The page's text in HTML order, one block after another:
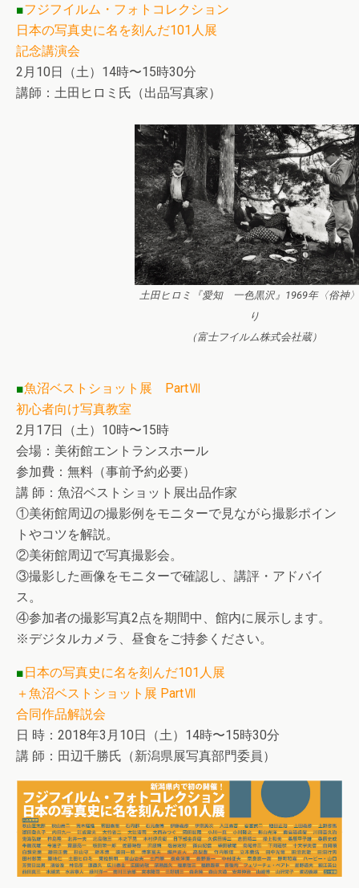
■フジフイルム・フォトコレクション
日本の写真史に名を刻んだ101人展
記念講演会
2月10日（土）14時〜15時30分
講師：土田ヒロミ氏（出品写真家）
土田ヒロミ『愛知 一色黒沢』1969年〈俗神
り
（富士フイルム株式会社蔵）
■魚沼ベストショット展 PartⅦ
初心者向け写真教室
2月17日（土）10時〜15時
会場：美術館エントランスホール
参加費：無料（事前予約必要）
講 師：魚沼ベストショット展出品作家
①美術館周辺の撮影例をモニターで見ながら撮影ポイン
トやコツを解説。
②美術館周辺で写真撮影会。
③撮影した画像をモニターで確認し、講評・アドバイ
ス。
④参加者の撮影写真2点を期間中、館内に展示します。
※デジタルカメラ、昼食をご持参ください。
■日本の写真史に名を刻んだ101人展
＋魚沼ベストショット展 PartⅦ
合同作品解説会
日 時：2018年3月10日（土）14時〜15時30分
講 師：田辺千勝氏（新潟県展写真部門委員）